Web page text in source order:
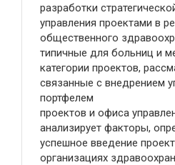
разработки
управления проектами в
общественного
типичные для больниц и
категории проектов,
связанные с внедрением
портфелем
проектов и офиса
анализирует факторы,
успешное введение
организациях